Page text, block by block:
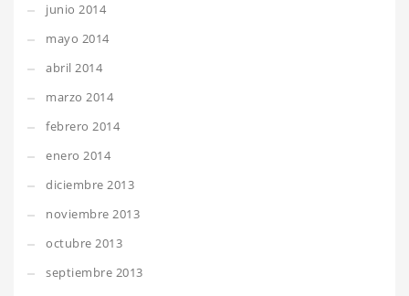
junio 2014
mayo 2014
abril 2014
marzo 2014
febrero 2014
enero 2014
diciembre 2013
noviembre 2013
octubre 2013
septiembre 2013